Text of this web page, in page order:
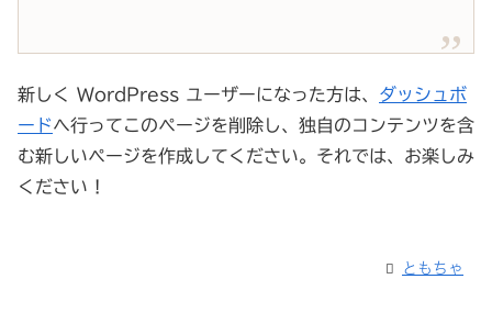
新しく WordPress ユーザーになった方は、 ダッシュボ
ードへ行ってこのページを削除し、独自のコンテンツを含
む新しいページを作成してください。それでは、お楽しみ
ください !
ともちゃ